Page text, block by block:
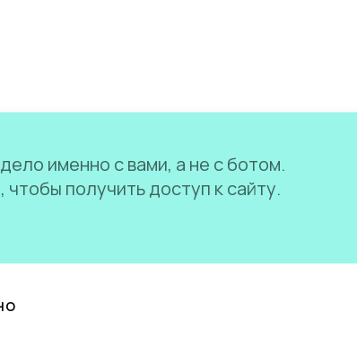
именно с вами, а не с ботом.
получить доступ к сайту.